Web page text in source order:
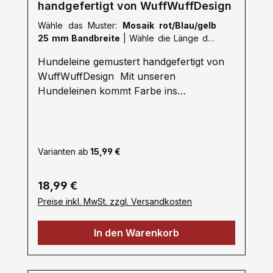
handgefertigt von WuffWuffDesign
Wähle das Muster: Mosaik rot/Blau/gelb
25 mm Bandbreite
Hundeleine gemustert handgefertigt von
WuffWuffDesign Mit unseren
Hundeleinen kommt Farbe ins
Hundeleinen sind aus reißfestem,
gefertigt, farbecht und mehrfach
Maschinen vernäht. Ein stabiler
Metallkarabiner zum sicheren einhacken
am Hundegeschirr oder Hundehalsband
bietet Ihnen viel Komfort. Unsere
Hundeleinen erhalten Sie ab 1 bis 3 Meter,
Varianten ab 15,99 €
Regulärer Preis:
18,99 €
Preise inkl. MwSt. zzgl. Versandkosten
In den Warenkorb